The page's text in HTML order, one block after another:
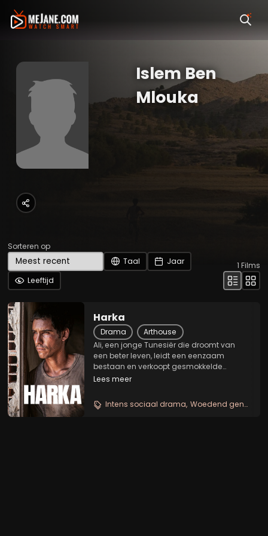
Islem Ben
Mlouka
Sorteren op
Taal
Jaar
Leeftijd
1 Films
Harka
Drama
Arthouse
Ali, een jonge Tunesiër die droomt van
een beter leven, leidt een eenzaam
bestaan en verkoopt gesmokkelde
benzine op de zwarte markt. Wanneer zijn
zusjes zorgen, die aan hun lot worden
overgelaten in...
Lees meer
Intens sociaal drama Woedend generatieportret